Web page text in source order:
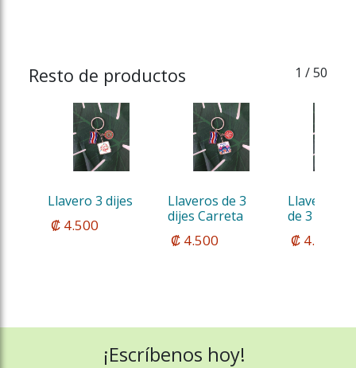
Resto de productos 1 / 50
Llavero 3 dijes
₡ 4.500
Llaveros de 3
dijes Carreta
₡ 4.500
Llavero
de 3 dijes
₡ 4.500
¡Escríbenos hoy!